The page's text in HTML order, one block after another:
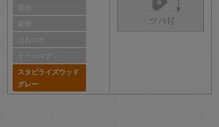
黒檀
紫檀
ほおの木
オールステン
スタビライズウッド
グレー